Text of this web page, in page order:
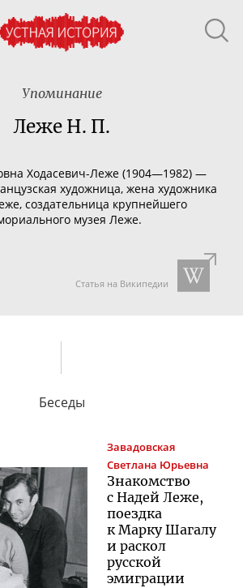
Упоминание
Леже Н. П.
Ходасевич-Леже(1904—1982) —
художница, жена художника
создательница крупнейшего
музея Леже.
Статья на Википедии
Беседы
Завадовская
Светлана Юрьевна
Знакомство
с Надей Леже,
поездка
к Марку Шагалу
и раскол
русской
эмиграции